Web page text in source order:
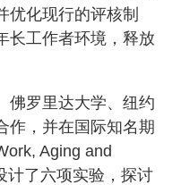
优化现行的评核制
长工作者环境，释放
佛罗里达大学、纽约
作，并在国际知名期
Aging and
计了六项实验，探讨